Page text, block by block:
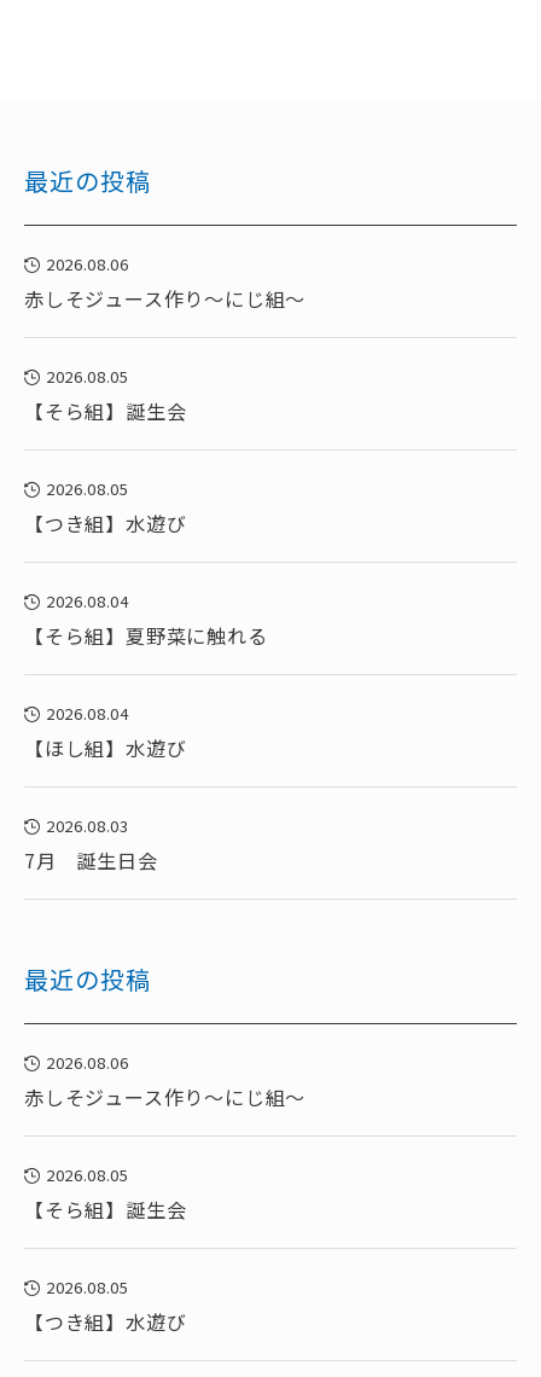
最近の投稿
2026.08.06
赤しそジュース作り～にじ組～
2026.08.05
【そら組】誕生会
2026.08.05
【つき組】水遊び
2026.08.04
【そら組】夏野菜に触れる
2026.08.04
【ほし組】水遊び
2026.08.03
7月 誕生日会
最近の投稿
2026.08.06
赤しそジュース作り～にじ組～
2026.08.05
【そら組】誕生会
2026.08.05
【つき組】水遊び